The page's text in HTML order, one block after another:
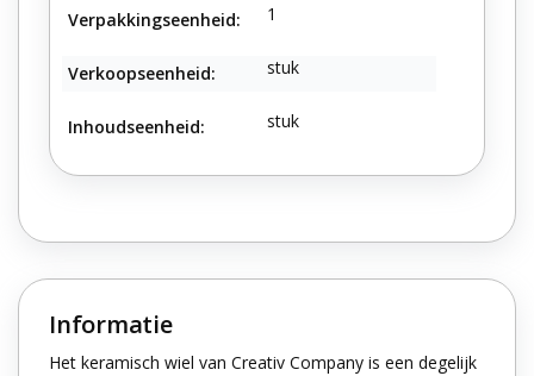
Verpakkingseenheid: 1
Verkoopseenheid: stuk
Inhoudseenheid: stuk
Informatie
Het keramisch wiel van Creativ Company is een degelijk